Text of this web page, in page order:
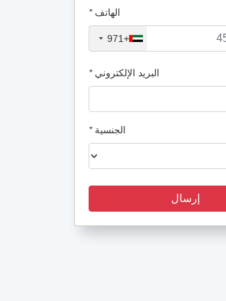
الهاتف*
+971
البريد الإلكتروني*
الجنسية*
إرسال